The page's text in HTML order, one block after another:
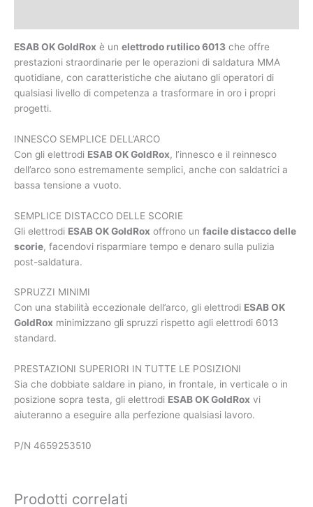
ESAB OK GoldRox è un elettrodo rutilico 6013 che offre
prestazioni straordinarie per le operazioni di saldatura MMA
quotidiane, con caratteristiche che aiutano gli operatori di
qualsiasi livello di competenza a trasformare in oro i propri
progetti.
INNESCO SEMPLICE DELL’ARCO
Con gli elettrodi ESAB OK GoldRox, l’innesco e il reinnesco
dell’arco sono estremamente semplici, anche con saldatrici a
bassa tensione a vuoto.
SEMPLICE DISTACCO DELLE SCORIE
Gli elettrodi ESAB OK GoldRox offrono un facile distacco delle
scorie, facendovi risparmiare tempo e denaro sulla pulizia
post-saldatura.
SPRUZZI MINIMI
Con una stabilità eccezionale dell’arco, gli elettrodi ESAB OK
GoldRox minimizzano gli spruzzi rispetto agli elettrodi 6013
standard.
PRESTAZIONI SUPERIORI IN TUTTE LE POSIZIONI
Sia che dobbiate saldare in piano, in frontale, in verticale o in
posizione sopra testa, gli elettrodi ESAB OK GoldRox vi
aiuteranno a eseguire alla perfezione qualsiasi lavoro.
P/N 4659253510
Prodotti correlati